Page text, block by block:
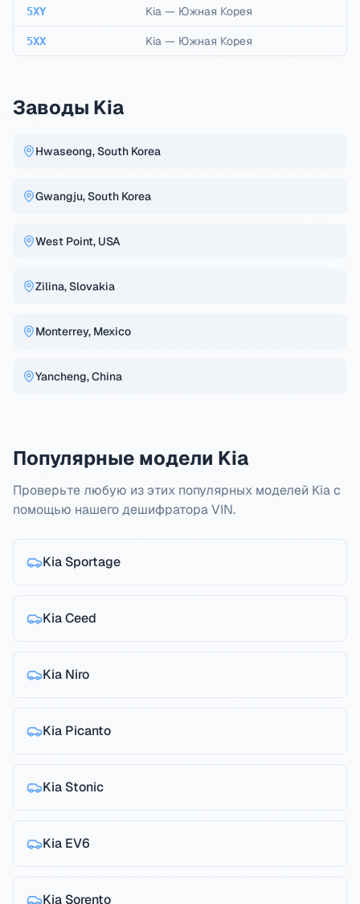
5XY Kia — Южная Корея
5XX Kia — Южная Корея
Заводы Kia
Hwaseong, South Korea
Gwangju, South Korea
West Point, USA
Zilina, Slovakia
Monterrey, Mexico
Yancheng, China
Популярные модели Kia
Проверьте любую из этих популярных моделей Kia с
помощью нашего дешифратора VIN.
Kia Sportage
KiaCeed
Kia Niro
Kia Picanto
Kia Stonic
Kia EV6
Kia Sorento